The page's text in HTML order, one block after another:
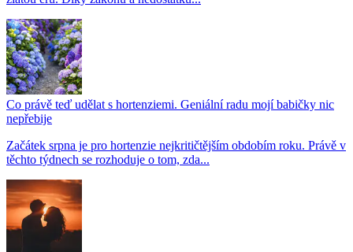
Co právě teď udělat s hortenziemi. Geniální radu mojí babičky nic
nepřebije
Začátek srpna je pro hortenzie nejkritičtějším obdobím roku. Právě v
těchto týdnech se rozhoduje o tom, zda...